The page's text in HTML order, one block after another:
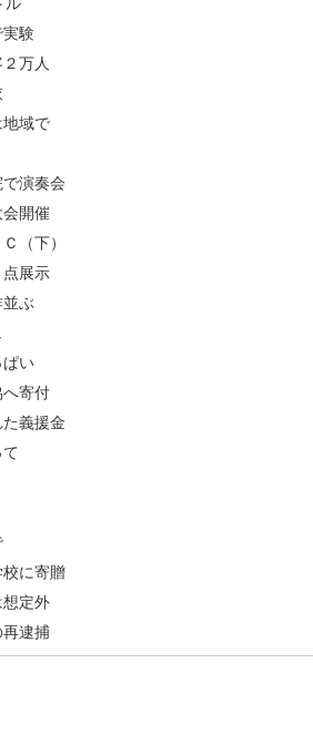
実験
万人
域で
演奏会
会開催
（下）
展示
ぶ
ぱい
へ寄付
義援金
に寄贈
定外
逮捕